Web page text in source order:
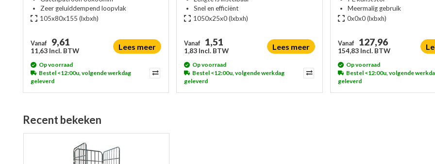
Zeer geluiddempend loopvlak
105x80x155 (lxbxh)
Vanaf 9,61
11,63 Incl. BTW Lees meer
Op voorraad
Bestel <12:00u, volgende werkdag
geleverd
Snel en efficiënt
1050x25x0(lxbxh)
Vanaf 1,51
1,83 Incl. BTW Lees meer
Op voorraad
Bestel <12:00u, volgende werkdag
geleverd
Meermalig gebruik
0x0x0(lxbxh)
Vanaf 127,96
154,83 Incl. BTW
Op voorraad
Bestel <12:00u, volgende
geleverd
Recent bekeken